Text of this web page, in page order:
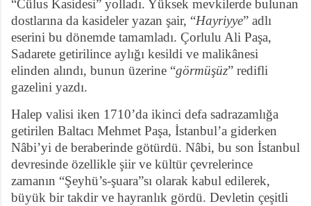
“Cülus Kasidesi” yolladı. Yüksek mevkilerde bulunan
dostlarına da kasideler yazan şair, “Hayriyye” adlı
eserini bu dönemde tamamladı. Çorlulu Ali Paşa,
Sadarete getirilince aylığı kesildi ve malikânesi
elinden alındı, bunun üzerine “görmüşüz” redifli
gazelini yazdı.
Halep valisi iken 1710’da ikinci defa sadrazamlığa
getirilen Baltacı Mehmet Paşa, İstanbul’a giderken
Nâbi’yi de beraberinde götürdü. Nâbi, bu son İstanbul
devresinde özellikle şiir ve kültür çevrelerince
zamanın “Şeyhü’s-şuara”sı olarak kabul edilerek,
büyük bir takdir ve hayranlık gördü. Devletin çeşitli